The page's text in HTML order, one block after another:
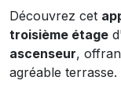
Découvrez cet
troisième étage
ascenseur,
agréable terrasse.